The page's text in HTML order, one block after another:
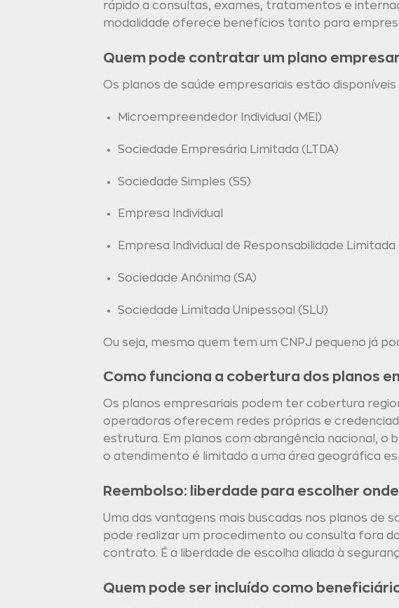
rápido a consultas, exames, tratamentos e
modalidade oferece benefícios tanto para
Quem pode contratar um plano
Os planos de saúde empresariais estão
Microempreendedor Individual (MEI)
Sociedade Empresária Limitada (LTDA)
Sociedade Simples (SS)
Empresa Individual
Empresa Individual de Responsabilidade Limitada
Sociedade Anônima (SA)
Sociedade Limitada Unipessoal (SLU)
Ou seja, mesmo quem tem um CNPJ pequeno já
Como funciona a cobertura dos planos
Os planos empresariais podem ter cobertura
operadoras oferecem redes próprias e
estrutura. Em planos com abrangência nacional, o
o atendimento é limitado a uma área geográfica
Reembolso: liberdade para escolher
Uma das vantagens mais buscadas nos planos de
pode realizar um procedimento ou consulta fora
contrato. É a liberdade de escolha aliada à
Quem pode ser incluído como